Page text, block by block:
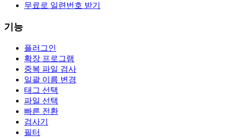
무료로 일련번호 받기
기능
플러그인
확장 프로그램
중복 파일 검사
일괄 이름 변경
태그 선택
파일 선택
빠른 전환
검사기
필터